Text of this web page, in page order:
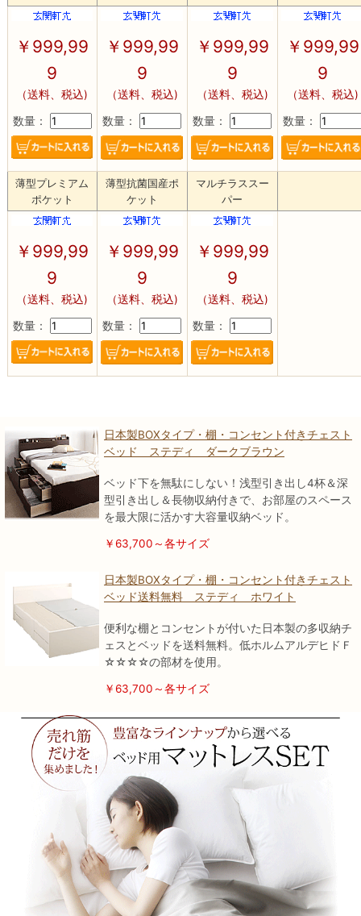
￥ 999,99
9
（送料、税込)
数量：
￥ 999,99
9
（送料、税込)
数量：
￥ 999,99
9
（送料、税込)
数量：
￥ 999,99
9
（送料、税込)
数量：
薄型プレミアム
ポケット
薄型抗菌国産ポ
ケット
マルチラススー
パー
￥ 999,99
9
（送料、税込)
数量：
￥ 999,99
9
（送料、税込)
数量：
￥ 999,99
9
（送料、税込)
数量：
日本製BOXタイプ・棚・コンセント付きチェスト
ベッド ステディ ダークブラウン
ベッド下を無駄にしない！浅型引き出し4杯＆深
型引き出し＆長物収納付きで、お部屋のスペース
を最大限に活かす大容量収納ベッド。
￥63,700～各サイズ
日本製BOXタイプ・棚・コンセント付きチェスト
ベッド送料無料 ステディ ホワイト
便利な棚とコンセントが付いた日本製の多収納チ
ェスとベッドを送料無料。低ホルムアルデヒドＦ
☆☆☆☆の部材を使用。
￥63,700～各サイズ